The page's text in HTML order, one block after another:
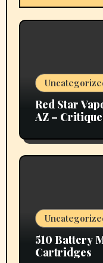
Red Star
AZ –
510 Battery
Cartridges